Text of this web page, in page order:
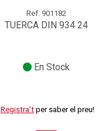
Ref. 901182
TUERCA DIN 934 24
En Stock
Registra't per saber el preu!